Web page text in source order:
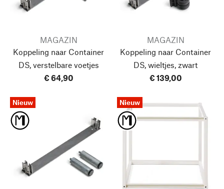
MAGAZIN
Koppeling naar Container
DS, verstelbare voetjes
€ 64,90
MAGAZIN
Koppeling naar Container
DS, wieltjes, zwart
€ 139,00
Nieuw Nieuw